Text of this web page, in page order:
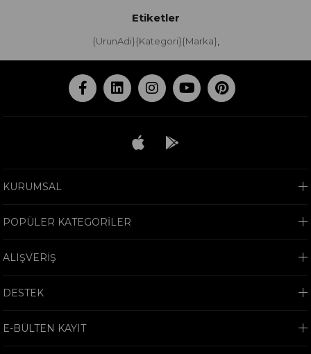
Etiketler
{UrunAdi}{Kategori}{Marka},
KURUMSAL
POPÜLER KATEGORİLER
ALIŞVERİŞ
DESTEK
E-BÜLTEN KAYIT